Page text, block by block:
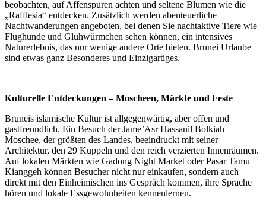
beobachten, auf Affenspuren achten und seltene Blumen wie die
„Rafflesia“ entdecken. Zusätzlich werden abenteuerliche
Nachtwanderungen angeboten, bei denen Sie nachtaktive Tiere wie
Flughunde und Glühwürmchen sehen können, ein intensives
Naturerlebnis, das nur wenige andere Orte bieten. Brunei Urlaube
sind etwas ganz Besonderes und Einzigartiges.
Kulturelle Entdeckungen – Moscheen, Märkte und Feste
Bruneis islamische Kultur ist allgegenwärtig, aber offen und
gastfreundlich. Ein Besuch der Jame’Asr Hassanil Bolkiah
Moschee, der größten des Landes, beeindruckt mit seiner
Architektur, den 29 Kuppeln und den reich verzierten Innenräumen.
Auf lokalen Märkten wie Gadong Night Market oder Pasar Tamu
Kianggeh können Besucher nicht nur einkaufen, sondern auch
direkt mit den Einheimischen ins Gespräch kommen, ihre Sprache
hören und lokale Essgewohnheiten kennenlernen.